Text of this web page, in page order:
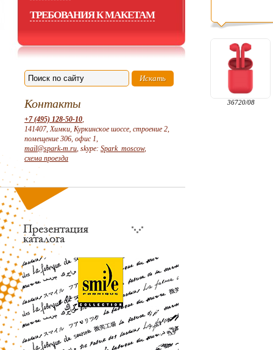
ТРЕБОВАНИЯ К МАКЕТАМ
Контакты
+7 (495) 128-50-10,
141407, Химки, Куркинское шоссе, строение 2,
помещение 306, офис 1,
mail@spark-m.ru, skype: Spark_moscow,
схема проезда
36720/08